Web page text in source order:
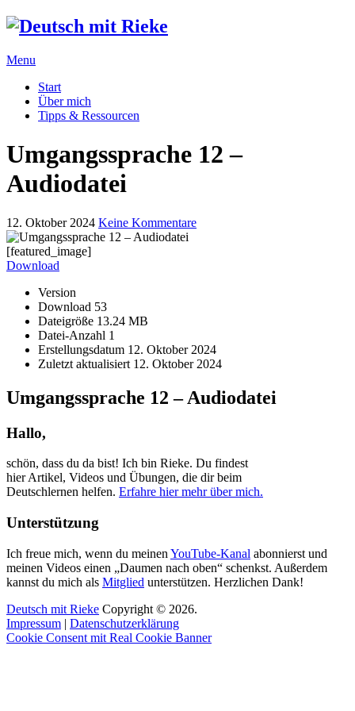
Menu
Start
Über mich
Tipps & Ressourcen
Umgangssprache 12 –
Audiodatei
12. Oktober 2024 Keine Kommentare
[featured_image]
Download
Version
Download 53
Dateigröße 13.24 MB
Datei-Anzahl 1
Erstellungsdatum 12. Oktober 2024
Zuletzt aktualisiert 12. Oktober 2024
Umgangssprache 12 – Audiodatei
Hallo,
schön, dass du da bist! Ich bin Rieke. Du findest
hier Artikel, Videos und Übungen, die dir beim
Deutschlernen helfen. Erfahre hier mehr über mich.
Unterstützung
Ich freue mich, wenn du meinen YouTube-Kanal abonnierst und
meinen Videos einen „Daumen nach oben“ schenkst. Außerdem
kannst du mich als Mitglied unterstützen. Herzlichen Dank!
Deutsch mit Rieke Copyright © 2026.
Impressum | Datenschutzerklärung
Cookie Consent mit Real Cookie Banner